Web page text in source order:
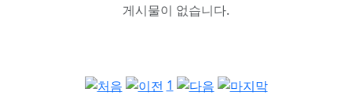
게시물이 없습니다.
1